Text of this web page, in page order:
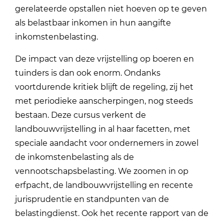
gerelateerde opstallen niet hoeven op te geven
als belastbaar inkomen in hun aangifte
inkomstenbelasting.
De impact van deze vrijstelling op boeren en
tuinders is dan ook enorm. Ondanks
voortdurende kritiek blijft de regeling, zij het
met periodieke aanscherpingen, nog steeds
bestaan. Deze cursus verkent de
landbouwvrijstelling in al haar facetten, met
speciale aandacht voor ondernemers in zowel
de inkomstenbelasting als de
vennootschapsbelasting. We zoomen in op
erfpacht, de landbouwvrijstelling en recente
jurisprudentie en standpunten van de
belastingdienst. Ook het recente rapport van de